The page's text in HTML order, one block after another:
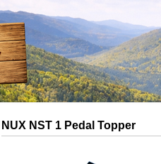
NUX NST 1 Pedal Topper